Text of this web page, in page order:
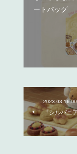
ートバッグ
2023.03.16
『シルバニ